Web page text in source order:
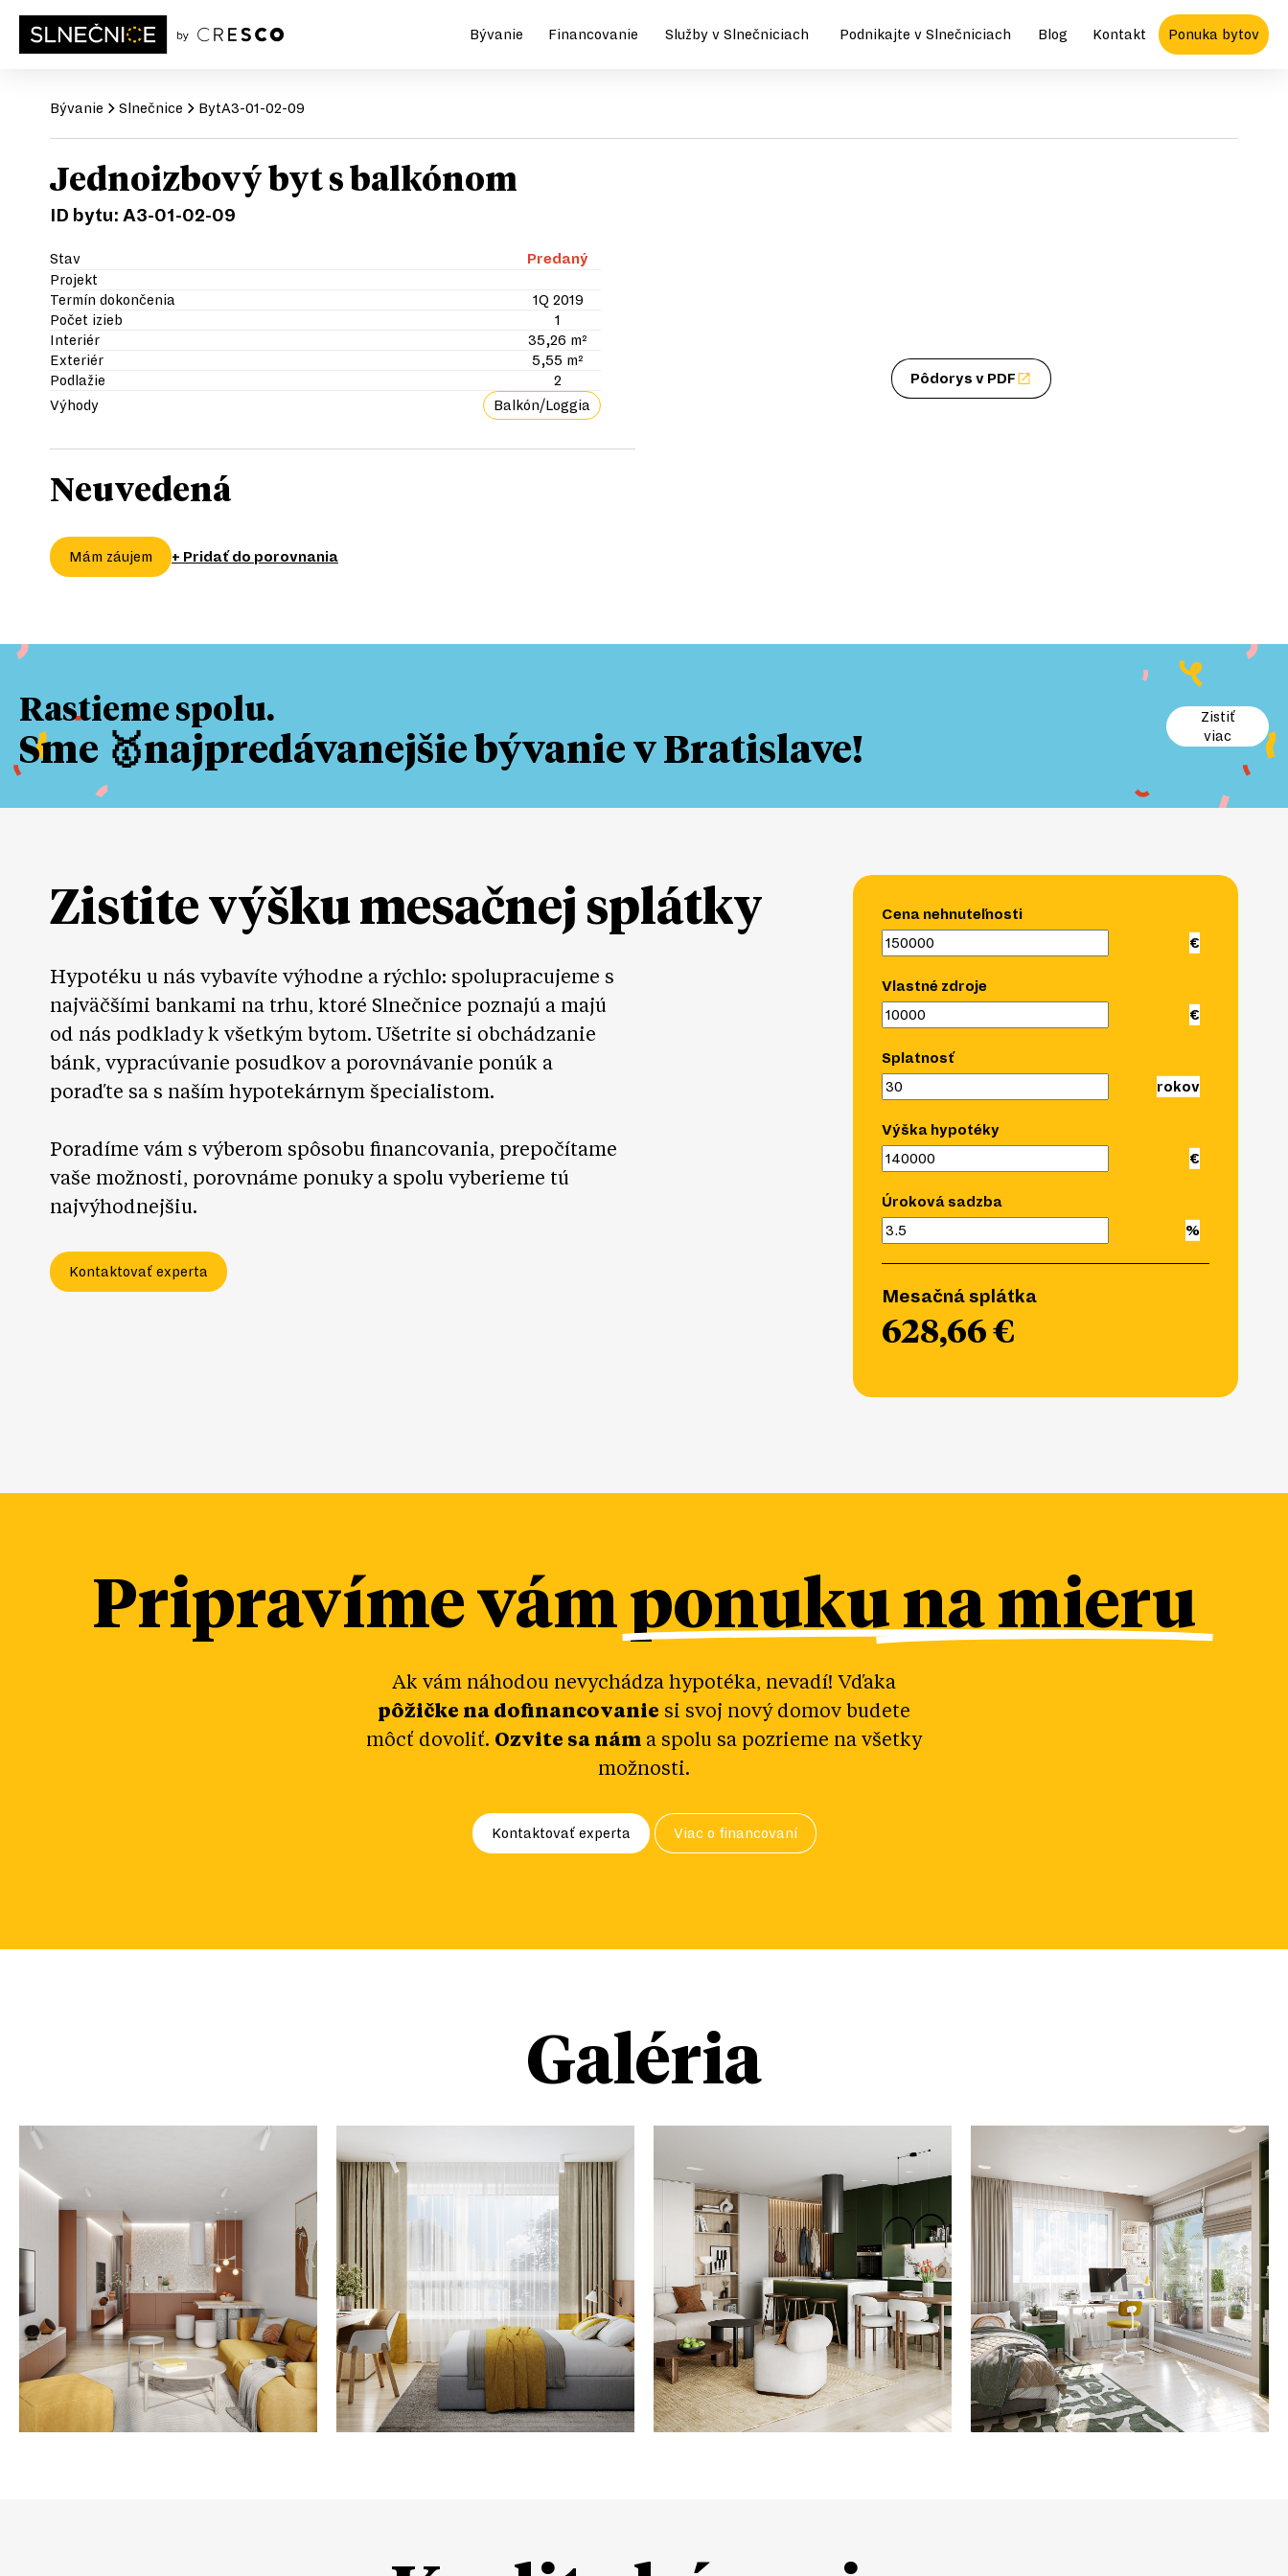
Bývanie Financovanie Služby v Slnečniciach Podnikajte v Slnečniciach Blog Kontakt Ponuka bytov
Bývanie Slnečnice BytA3-01-02-09
Jednoizbový byt s balkónom
ID bytu: A3-01-02-09
Stav
Predaný
Projekt
Termín dokončenia
1Q 2019
Počet izieb
1
Interiér
35,26 m²
Exteriér
5,55 m²
Podlažie
2
Výhody
Balkón/Loggia
Pôdorys v PDF
Neuvedená
Mám záujem + Pridať do porovnania
Rastieme spolu.
Sme 🥇najpredávanejšie bývanie v Bratislave!
Zistiť
viac
Zistite výšku mesačnej splátky
Hypotéku u nás vybavíte výhodne a rýchlo: spolupracujeme s
najväčšími bankami na trhu, ktoré Slnečnice poznajú a majú
od nás podklady k všetkým bytom. Ušetrite si obchádzanie
bánk, vypracúvanie posudkov a porovnávanie ponúk a
poraďte sa s naším hypotekárnym špecialistom.
Poradíme vám s výberom spôsobu financovania, prepočítame
vaše možnosti, porovnáme ponuky a spolu vyberieme tú
najvýhodnejšiu.
Kontaktovať experta
Cena nehnuteľnosti
Vlastné zdroje
Splatnosť
Výška hypotéky
Úroková sadzba
Mesačná splátka
628,66 €
Pripravíme vámponuku na mieru
Ak vám náhodou nevychádza hypotéka, nevadí! Vďaka
pôžičke na dofinancovanie si svoj nový domov budete
môcť dovoliť. Ozvite sa nám a spolu sa pozrieme na všetky
možnosti.
Kontaktovať experta Viac o financovaní
Galéria